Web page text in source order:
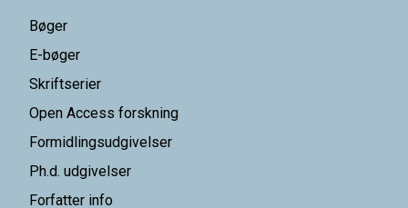
Bøger
E-bøger
Skriftserier
Open Access forskning
Formidlingsudgivelser
Ph.d. udgivelser
Forfatter info